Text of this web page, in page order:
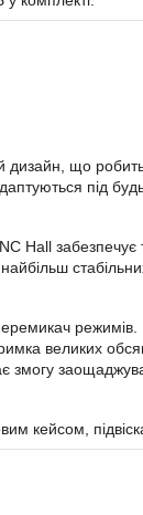
що
під
Hall забезпечує
режимів.
великих
змогу
кейсом,